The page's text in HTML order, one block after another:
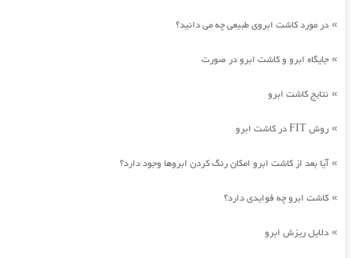
» در مورد کاشت ابروی طبیعی چه می دانید؟
» جایگاه ابرو و کاشت ابرو در صورت
» نتایج کاشت ابرو
» روش FIT در کاشت ابرو
»آیا بعد از کاشت ابرو امکان رنگ کردن ابروها وجود دارد؟
» کاشت ابرو چه فوایدی دارد؟
» دلایل ریزش ابرو